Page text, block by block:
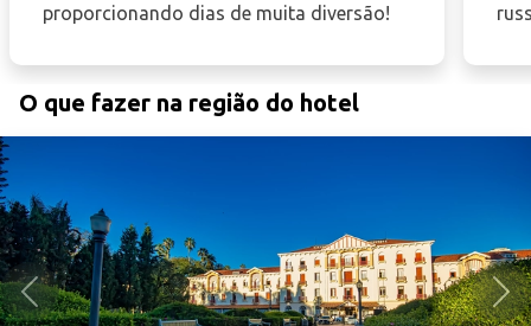
proporcionando dias de muita diversão!
O que fazer na região do hotel
Anterior